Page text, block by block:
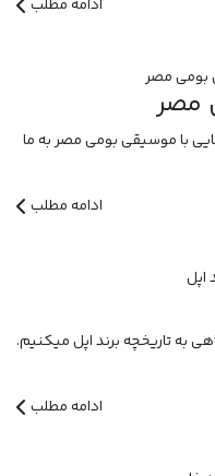
ادامه مطلب
مصر
با موسیقی بومی مصر به ما
ادامه مطلب
به تاریخچه برند اپل میکنیم.
ادامه مطلب